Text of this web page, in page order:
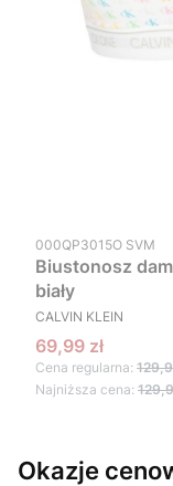
Kod produktu
000QP3015O SVM
Biustonosz
biały
PRODUCENT
CALVIN KLEIN
Cena promocyjna
69,99 zł
Cena regularna:
Najniższa cena:
Okazje